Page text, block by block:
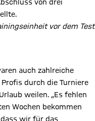
von drei
vor dem Test
auch zahlreiche
durch die Turniere
weilen. „Es fehlen
Wochen bekommen
wir für das